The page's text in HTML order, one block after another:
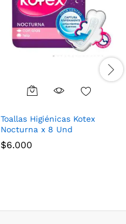
Toallas Higiénicas Kotex
Nocturna x 8 Und
$6.000